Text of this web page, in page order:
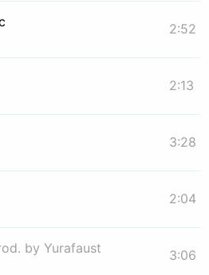
2:52
2:13
3:28
2:04
by Yurafaust
3:06